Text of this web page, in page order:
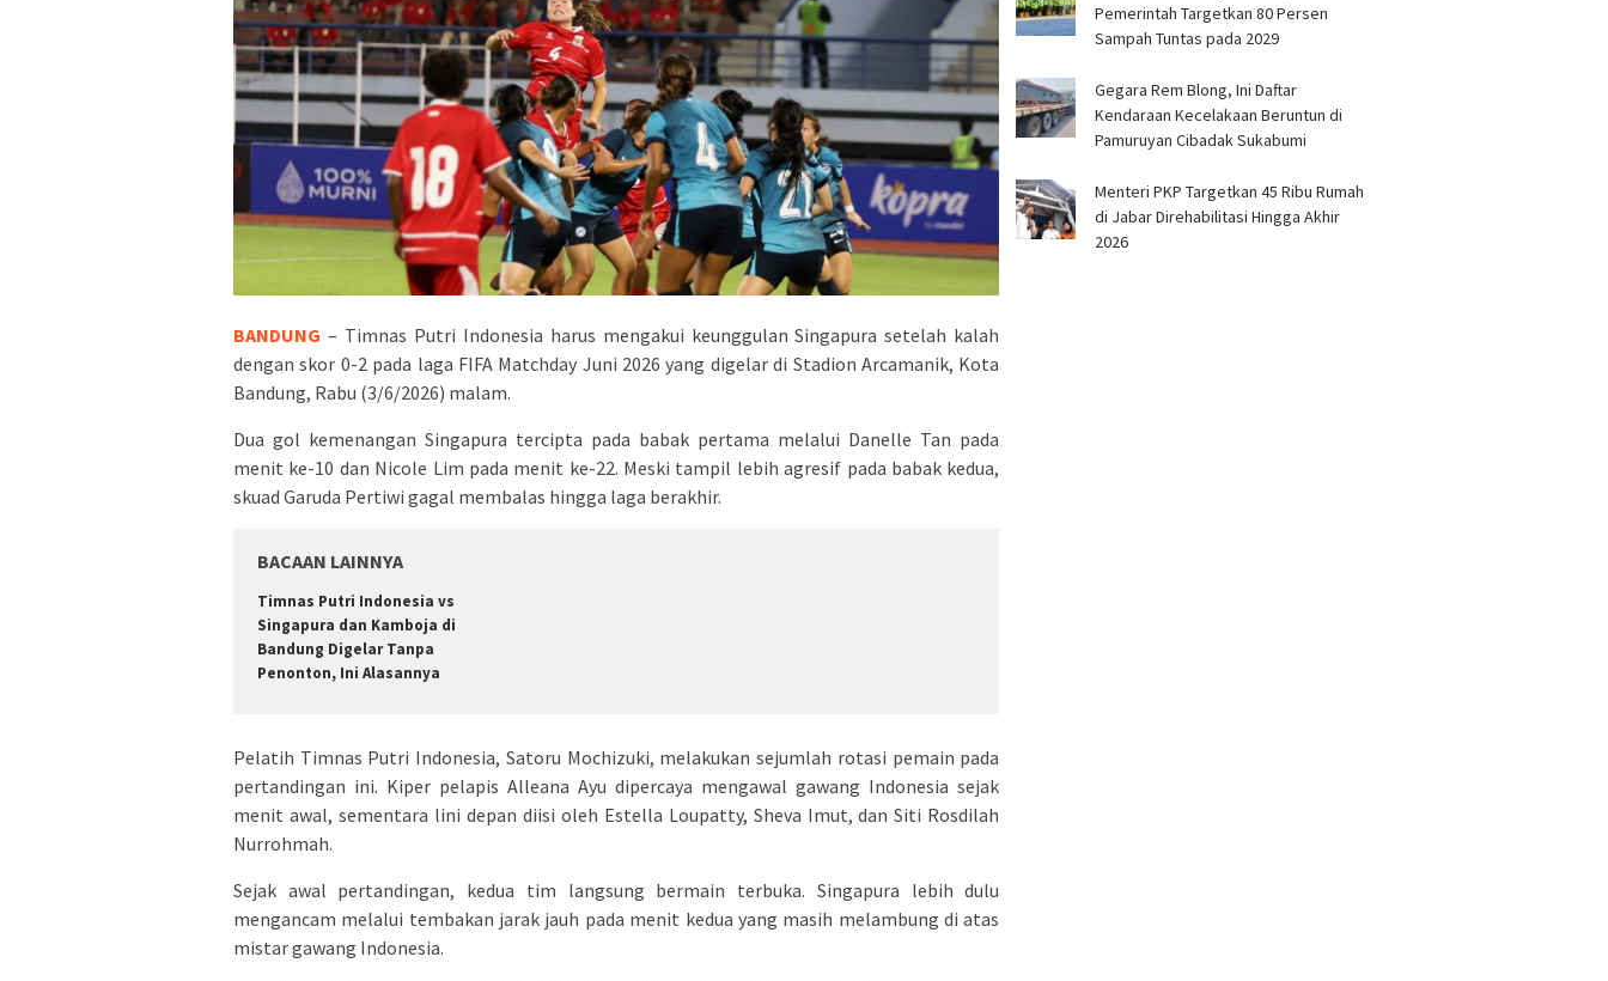
BANDUNG – Timnas Putri Indonesia harus mengakui keunggulan Singapura setelah kalah
dengan skor 0-2 pada laga FIFA Matchday Juni 2026 yang digelar di Stadion Arcamanik, Kota
Bandung, Rabu (3/6/2026) malam.
Dua gol kemenangan Singapura tercipta pada babak pertama melalui Danelle Tan pada
menit ke-10 dan Nicole Lim pada menit ke-22. Meski tampil lebih agresif pada babak kedua,
skuad Garuda Pertiwi gagal membalas hingga laga berakhir.
BACAAN LAINNYA
Timnas Putri Indonesia vs
Singapura dan Kamboja di
Bandung Digelar Tanpa
Penonton, Ini Alasannya
Pelatih Timnas Putri Indonesia, Satoru Mochizuki, melakukan sejumlah rotasi pemain pada
pertandingan ini. Kiper pelapis Alleana Ayu dipercaya mengawal gawang Indonesia sejak
menit awal, sementara lini depan diisi oleh Estella Loupatty, Sheva Imut, dan Siti Rosdilah
Nurrohmah.
Sejak awal pertandingan, kedua tim langsung bermain terbuka. Singapura lebih dulu
mengancam melalui tembakan jarak jauh pada menit kedua yang masih melambung di atas
mistar gawang Indonesia.
Pemerintah Targetkan 80 Persen
Sampah Tuntas pada 2029
Gegara Rem Blong, Ini Daftar
Kendaraan Kecelakaan Beruntun di
Pamuruyan Cibadak Sukabumi
Menteri PKP Targetkan 45 Ribu Rumah
di Jabar Direhabilitasi Hingga Akhir
2026